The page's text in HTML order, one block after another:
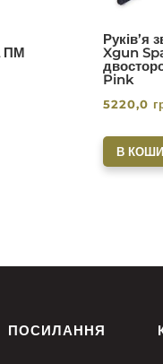
ПМ
Руків’я
Xgun
Pink
5220,0
В
ПОСИЛАННЯ